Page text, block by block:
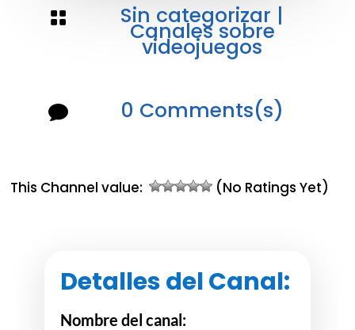
 Sin categorizar |
Canales sobre
videojuegos
 0 Comments(s)
This Channel value: (No Ratings Yet)
Detalles del Canal:
Nombre del canal: